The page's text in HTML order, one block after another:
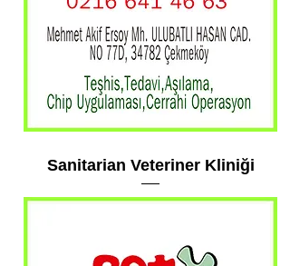
Sanitarian Veteriner Kliniği